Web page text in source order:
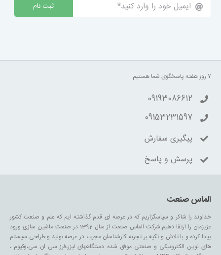
ثبت نام
۷ روز هفته پاسخگوی شما هستیم.
09193086612
09153231597
پیگیری سفارش
پرسش و پاسخ
الماس صنعت
خداوند را شاکر و سپاسگزاریم که در عرصه ای قدم گذاشته ایم که علم و صنعت کشور
عزیزمان را ارتقا دهیم.شرکت الماس صنعت از سال 1392 در صنعت ماشین سازی ورود
پیدا کرده و با تلاش و تکیه بر تجربه کارشناسان مجرب در عرصه تولید و طراحی سیستم
های نوین الکترونیکی و صنعتی موفق شده دستگاههای لیزر،فرز سی ان سی،وکیوم ،